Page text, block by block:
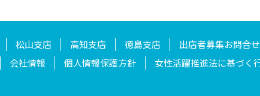
松山支店 ⾼知支店 徳島支店
出店者募集お問合せ
会社情報 個人情報保護方針 女性活躍推進法に基づく